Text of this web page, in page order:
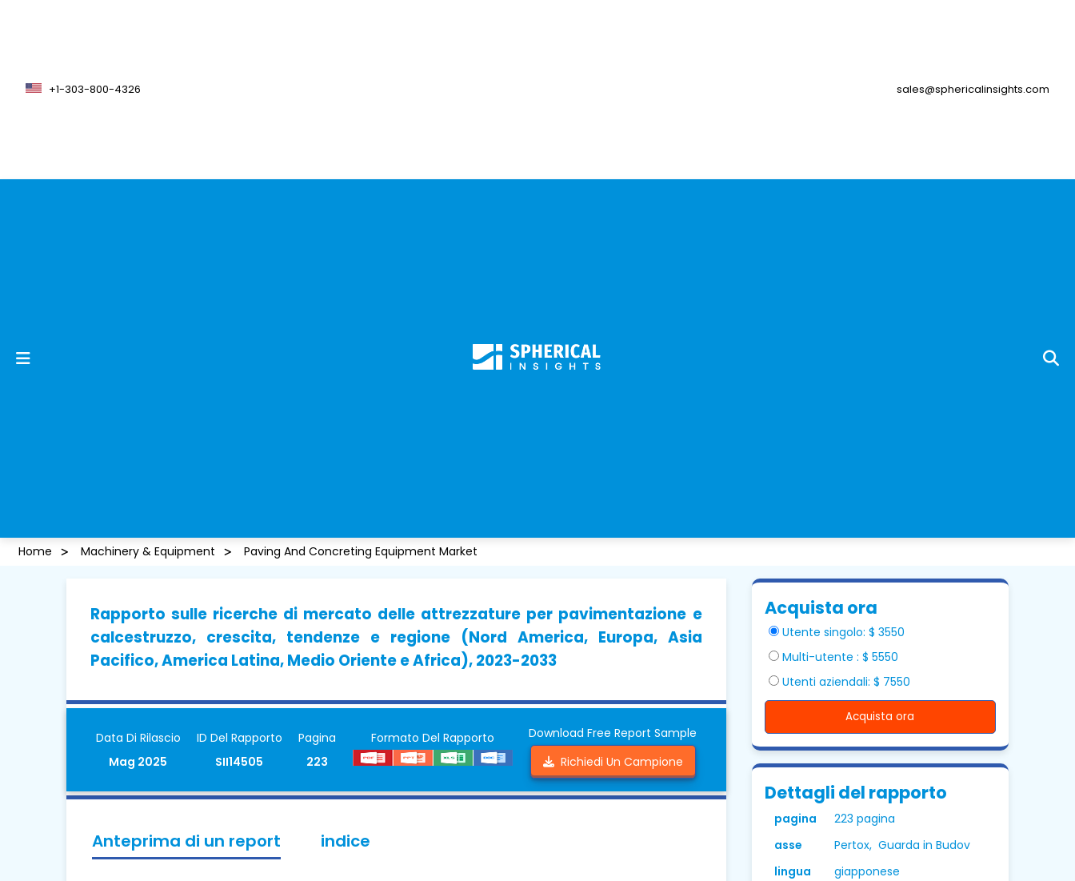
+1-303-800-4326 sales@sphericalinsights.com
Home Machinery & Equipment Paving And Concreting Equipment Market
Rapporto sulle ricerche di mercato delle attrezzature per pavimentazione e
calcestruzzo, crescita, tendenze e regione (Nord America, Europa, Asia
Pacifico, America Latina, Medio Oriente e Africa), 2023-2033
Data Di Rilascio
Mag 2025
ID Del Rapporto
SII14505
Pagina
223
Formato Del Rapporto
Download Free Report Sample
Richiedi Un Campione
Anteprima di un report indice
Acquista ora
Utente singolo: $ 3550
Multi-utente : $ 5550
Utenti aziendali: $ 7550
Acquista ora
Dettagli del rapporto
pagina
223 pagina
asse
Pertox, Guarda in Budov
lingua
giapponese